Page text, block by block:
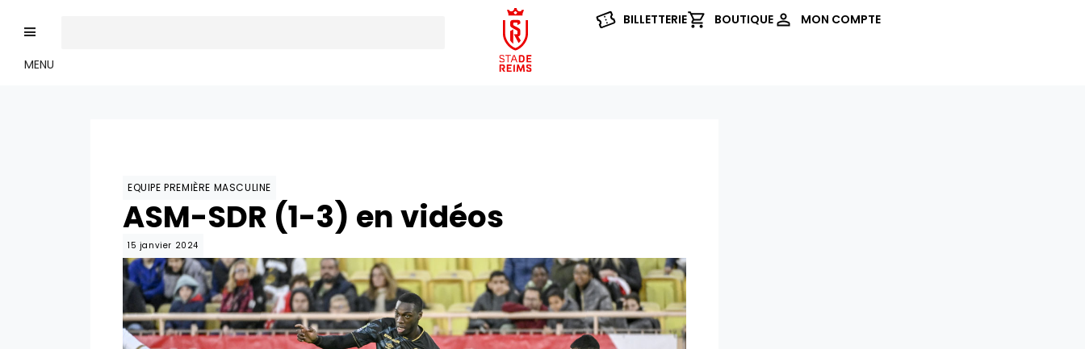
MENU
BILLETTERIE BOUTIQUE MON COMPTE
EQUIPE PREMIÈRE MASCULINE
ASM-SDR (1-3) en vidéos
15 janvier 2024